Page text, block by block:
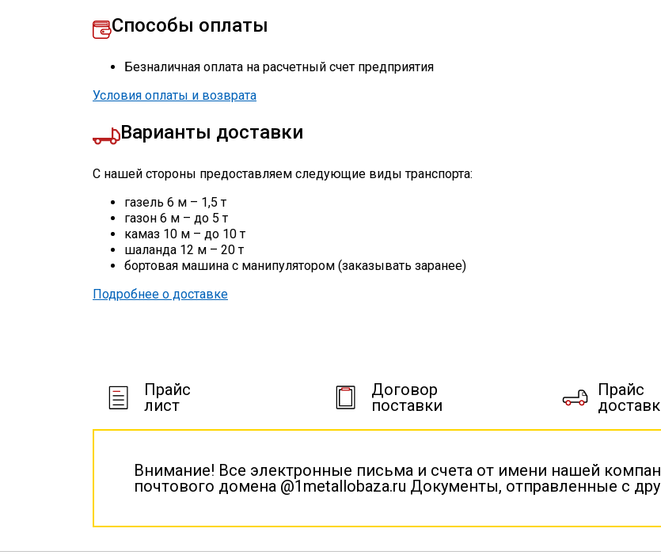
Способы оплаты
Безналичная оплата на расчетный счет предприятия
Условия оплаты и возврата
Варианты доставки
С нашей стороны предоставляем следующие виды транспорта:
газель 6 м – 1,5 т
газон 6 м – до 5 т
камаз 10 м – до 10 т
шаланда 12 м – 20 т
бортовая машина с манипулятором (заказывать заранее)
Подробнее о доставке
Прайс
лист
Договор
поставки
Прайс
Внимание! Все электронные письма и счета от имени нашей
почтового домена @1metallobaza.ru Документы, отправленные с